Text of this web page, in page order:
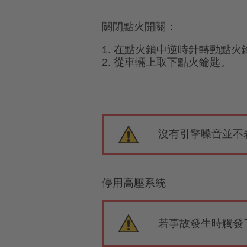
關閉點火開關：
1. 在點火鎖中逆時針轉動點火
2. 從車輛上取下點火鑰匙。
沒有引擎噪音並不
停用高壓系統
若事故發生時觸發